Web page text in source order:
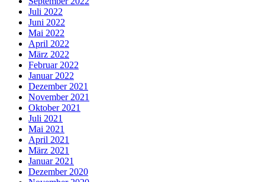
Juli 2022
Juni 2022
Mai 2022
April 2022
März 2022
Februar 2022
Januar 2022
Dezember 2021
November 2021
Oktober 2021
Juli 2021
Mai 2021
April 2021
März 2021
Januar 2021
Dezember 2020